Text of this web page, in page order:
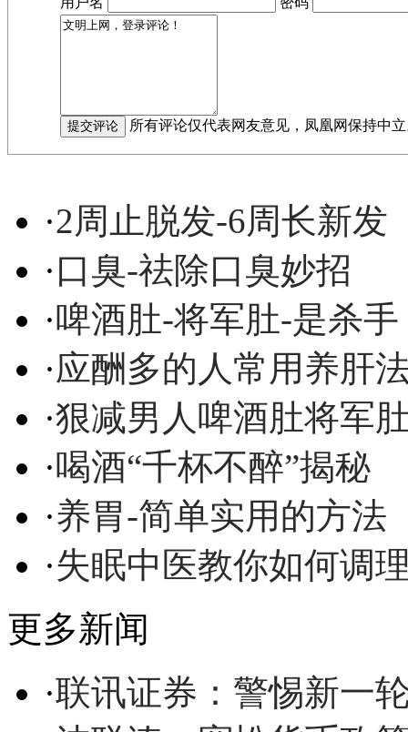
所有评论仅代表网友意见，凤凰网保持中
·2周止脱发-6周长新发
·口臭-祛除口臭妙招
·啤酒肚-将军肚-是杀手
·应酬多的人常用养肝
·狠减男人啤酒肚将军
·喝酒“千杯不醉”揭秘
·养胃-简单实用的方法
·失眠中医教你如何调
更多新闻
·联讯证券：警惕新一